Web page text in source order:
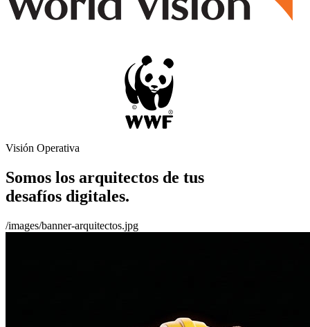
Visión Operativa
Somos los arquitectos de tus
desafíos digitales.
/images/banner-arquitectos.jpg